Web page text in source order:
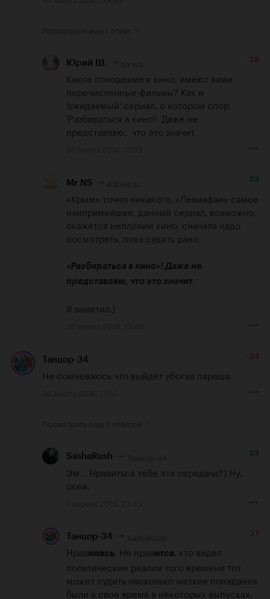
Юрий Ш. -28
Какое отношение к кино, имеют вами
перечисленные фильмы? Как и
'ожидаемый' сериал, о котором спор.
'Разбираться в кино'!  Даже не
представляю,  что это значит.
Mr NS 23
«Крым» точно никакого, «Левиафан» самое
наипрямейшее, данный сериал, возможно,
окажется неплохим кино, сначала надо
посмотреть, пока судить рано.
«Разбираться в кино»! Даже не
представляю, что это значит.
Я заметил.)
Танцор-34 -24
Не сомневаюсь что выйдет убогая параша.
SashaRush 22
Эм... Нравиться тебе эта передача?) Ну,
окей.
Танцор-34 -27
Нравилась. Не нравится. кто видел
политические реалии того времени тот
может судить насколько меткие попадания
были в свое время в некоторых выпусках.